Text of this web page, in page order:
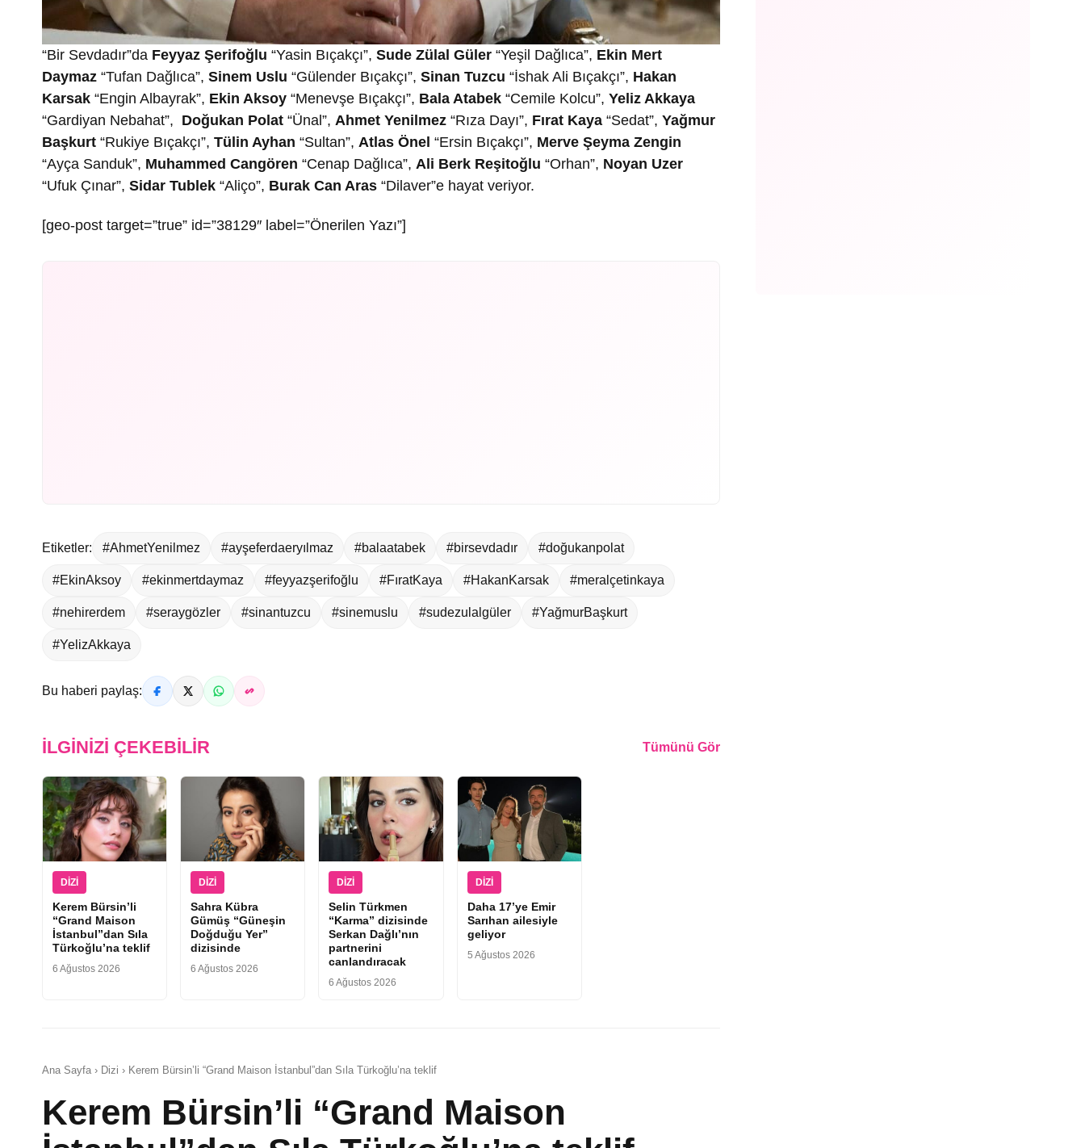
“Bir Sevdadır”da Feyyaz Şerifoğlu “Yasin Bıçakçı”, Sude Zülal Güler “Yeşil Dağlıca”, Ekin Mert
Daymaz “Tufan Dağlıca”, Sinem Uslu “Gülender Bıçakçı”, Sinan Tuzcu “İshak Ali Bıçakçı”, Hakan
Karsak “Engin Albayrak”, Ekin Aksoy “Menevşe Bıçakçı”, Bala Atabek “Cemile Kolcu”, Yeliz Akkaya
“Gardiyan Nebahat”, Doğukan Polat “Ünal”, Ahmet Yenilmez “Rıza Dayı”, Fırat Kaya “Sedat”, Yağmur
Başkurt “Rukiye Bıçakçı”, Tülin Ayhan “Sultan”, Atlas Önel “Ersin Bıçakçı”, Merve Şeyma Zengin
“Ayça Sanduk”, Muhammed Cangören “Cenap Dağlıca”, Ali Berk Reşitoğlu “Orhan”, Noyan Uzer
“Ufuk Çınar”, Sidar Tublek “Aliço”, Burak Can Aras “Dilaver”e hayat veriyor.
[geo-post target=”true” id=”38129″ label=”Önerilen Yazı”]
Etiketler: #AhmetYenilmez #ayşeferdaeryılmaz #balaatabek #birsevdadır #doğukanpolat
#EkinAksoy #ekinmertdaymaz #feyyazşerifoğlu #FıratKaya #HakanKarsak #meralçetinkaya
#nehirerdem #seraygözler #sinantuzcu #sinemuslu #sudezulalgüler #YağmurBaşkurt
#YelizAkkaya
Bu haberi paylaş:
İLGINIZI ÇEKEBILIR Tümünü Gör
DIZI
Kerem Bürsin’li
“Grand Maison
İstanbul”dan Sıla
Türkoğlu’na teklif
6 Ağustos 2026
DIZI
Sahra Kübra
Gümüş “Güneşin
Doğduğu Yer”
dizisinde
6 Ağustos 2026
DIZI
Selin Türkmen
“Karma” dizisinde
Serkan Dağlı’nın
partnerini
canlandıracak
6 Ağustos 2026
DIZI
Daha 17’ye Emir
Sarıhan ailesiyle
geliyor
5 Ağustos 2026
Ana Sayfa › Dizi › Kerem Bürsin’li “Grand Maison İstanbul”dan Sıla Türkoğlu’na teklif
Kerem Bürsin’li “Grand Maison